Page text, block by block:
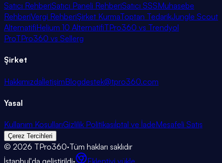
Satıcı RehberiSatıcı Paneli RehberiSatıcı SSSMuhasebe
RehberiVergi RehberiŞirket KurmaToptan TedarikJungle Scout
AlternatifiHelium 10 AlternatifiTPro360 vs Trendyol
ProTPro360 vs Sellerg
Şirket
HakkımızdaİletişimBlogdestek@tpro360.com
Yasal
Kullanım KoşullarıGizlilik Politikasıİptal ve İadeMesafeli Satış
Çerez Tercihleri
© 2026 TPro360·Tüm hakları saklıdır